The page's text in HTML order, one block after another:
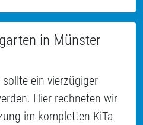
in Münster
ein vierzügiger
Hier rechneten wir
im kompletten KiTa